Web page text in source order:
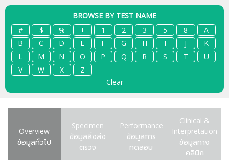
BROWSE BY TEST NAME
#
$ % + 1 2 3 5 8
A
B
C D E F G H I J
K
L
M N O P Q R S T
U
V
W X
Z
Clear
Overview
ข้อมูลทั่วไป
Specimen
ข้อมูลสิ่งส่ง
ตรวจ
Performance
ข้อมูลการ
ทดสอบ
Clinical &
Interpretation
ข้อมูลทาง
คลินิก